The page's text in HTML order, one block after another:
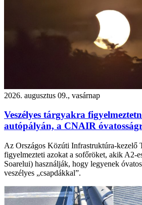
2026. augusztus 09., vasárnap
Veszélyes tárgyakra
autópályán, a CNAIR
Az Országos Közúti Infrastruktúra-kezelő
figyelmezteti azokat a sofőröket, akik A2-
Soarelui) használják, hogy legyenek
veszélyes „csapdákkal”.